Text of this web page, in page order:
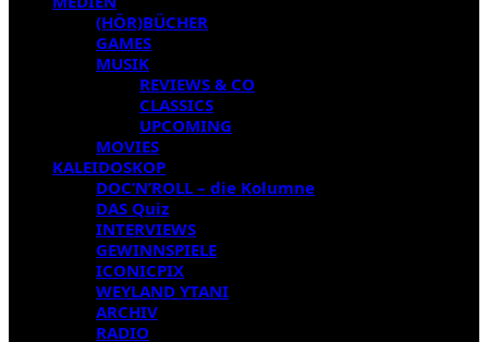
(HÖR)BÜCHER
GAMES
MUSIK
REVIEWS & CO
CLASSICS
UPCOMING
MOVIES
KALEIDOSKOP
DOC’N’ROLL – die Kolumne
DAS Quiz
INTERVIEWS
GEWINNSPIELE
ICONICPIX
WEYLAND YTANI
ARCHIV
RADIO